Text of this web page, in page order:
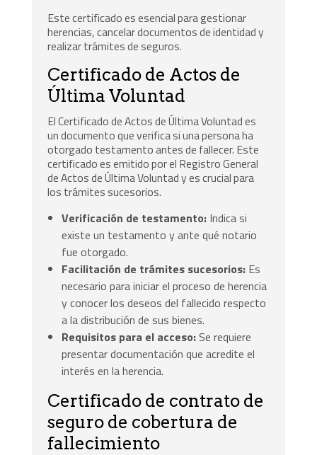
Este certificado es esencial para gestionar
herencias, cancelar documentos de identidad y
realizar trámites de seguros.
Certificado de Actos de
Última Voluntad
El Certificado de Actos de Última Voluntad es
un documento que verifica si una persona ha
otorgado testamento antes de fallecer. Este
certificado es emitido por el Registro General
de Actos de Última Voluntad y es crucial para
los trámites sucesorios.
Verificación de testamento: Indica si
existe un testamento y ante qué notario
fue otorgado.
Facilitación de trámites sucesorios: Es
necesario para iniciar el proceso de herencia
y conocer los deseos del fallecido respecto
a la distribución de sus bienes.
Requisitos para el acceso: Se requiere
presentar documentación que acredite el
interés en la herencia.
Certificado de contrato de
seguro de cobertura de
fallecimiento